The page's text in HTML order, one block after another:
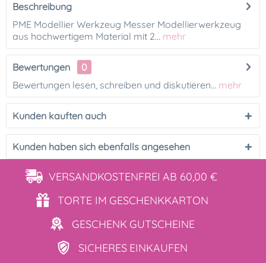
Beschreibung
PME Modellier Werkzeug Messer Modellierwerkzeug
aus hochwertigem Material mit 2... mehr
Bewertungen
0
Bewertungen lesen, schreiben und diskutieren... mehr
Kunden kauften auch
Kunden haben sich ebenfalls angesehen
VERSANDKOSTENFREI AB 60,00 €
TORTE IM GESCHENKKARTON
GESCHENK GUTSCHEINE
SICHERES EINKAUFEN